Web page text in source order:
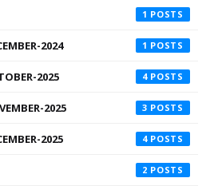
1
2024 1
2025 4
2025 3
2025 4
2